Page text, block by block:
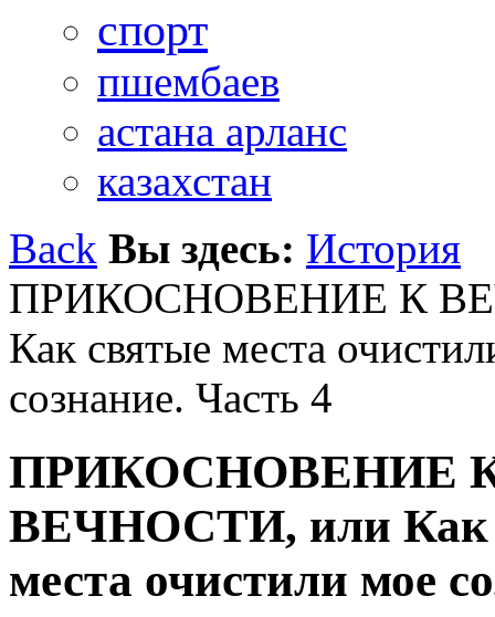
спорт
пшембаев
астана арланс
казахстан
Back Вы здесь: История
ПРИКОСНОВЕНИЕ К
Как святые места
сознание. Часть 4
ПРИКОСНОВЕНИЕ
ВЕЧНОСТИ, или Как
места очистили мое